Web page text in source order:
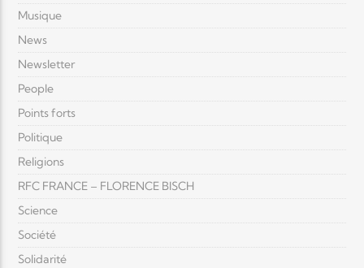
Musique
News
Newsletter
People
Points forts
Politique
Religions
RFC FRANCE – FLORENCE BISCH
Science
Société
Solidarité